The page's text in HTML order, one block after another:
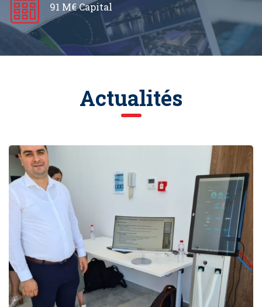
91 M€ Capital
Actualités